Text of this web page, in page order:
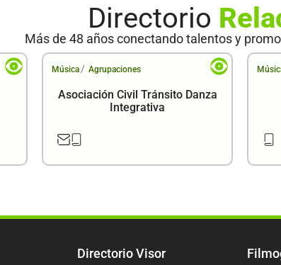
Directorio
Más de 48 años conectando talentos y
Música / Agrupaciones
Asociación Civil Tránsito Danza
Integrativa
Directorio Visor